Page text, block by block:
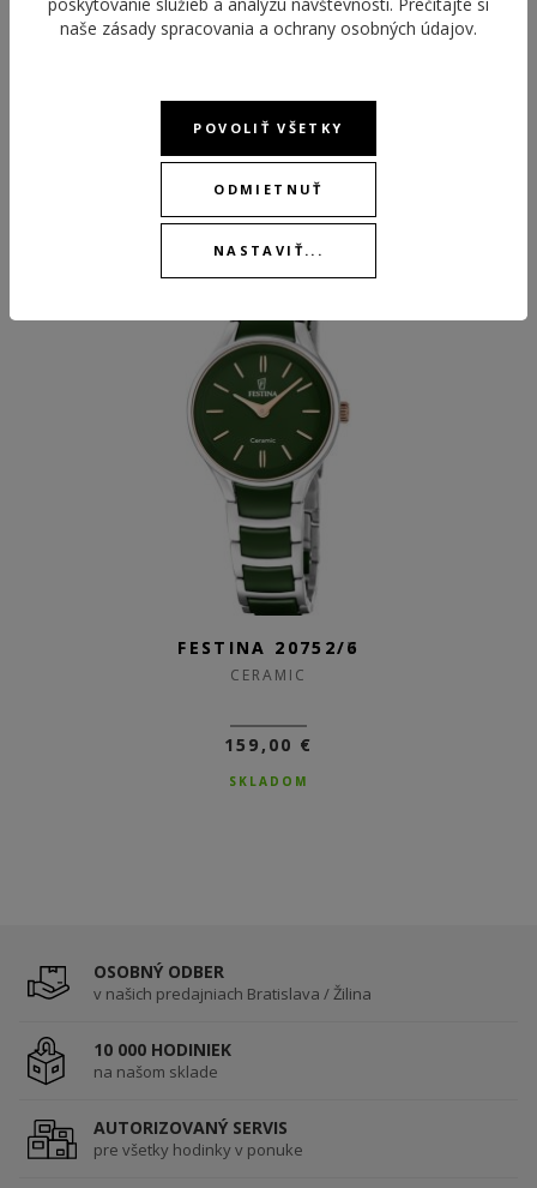
ODPORÚČANÉ PRODUKTY
FESTINA 20752/6
CERAMIC
159,00 €
SKLADOM
OSOBNÝ ODBER
v našich predajniach Bratislava / Žilina
10 000 HODINIEK
na našom sklade
AUTORIZOVANÝ SERVIS
pre všetky hodinky v ponuke
naše zásady spracovania a ochrany osobných údajov.
POVOLIŤ VŠETKY
ODMIETNUŤ
NASTAVIŤ...